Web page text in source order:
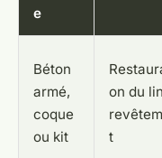
e
Béton
armé,
coque
ou kit
on du
t